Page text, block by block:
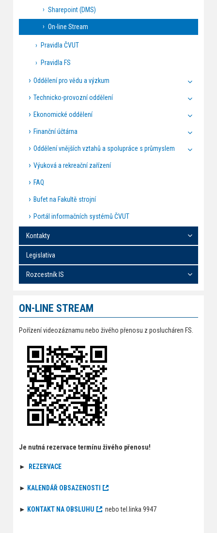
Sharepoint (DMS)
On-line Stream
Pravidla ČVUT
Pravidla FS
Oddělení pro vědu a výzkum
Technicko-provozní oddělení
Ekonomické oddělení
Finanční účtárna
Oddělení vnějších vztahů a spolupráce s průmyslem
Výuková a rekreační zařízení
FAQ
Bufet na Fakultě strojní
Portál informačních systémů ČVUT
Kontakty
Legislativa
Rozcestník IS
ON-LINE STREAM
Pořízení videozáznamu nebo živého přenosu z poslucháren FS.
Je nutná rezervace termínu živého přenosu​!
► REZERVACE
► KALENDÁŘ OBSAZENOSTI
► KONTAKT NA OBSLUHU nebo tel.linka 9947